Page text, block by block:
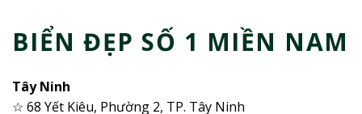
BIỂN ĐẸP SỐ 1 MIỀN NAM
Tây Ninh
☆ 68 Yết Kiêu, Phường 2, TP. Tây Ninh